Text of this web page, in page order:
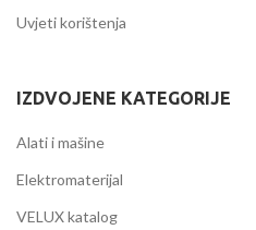
Uvjeti korištenja
IZDVOJENE KATEGORIJE
Alati i mašine
Elektromaterijal
VELUX katalog